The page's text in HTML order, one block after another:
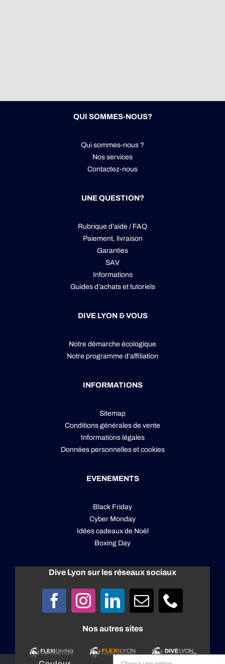
QUI SOMMES-NOUS?
Qui sommes-nous ?
Nos services
Contactez-nous
UNE QUESTION?
Rubrique d’aide / FAQ
Paiement, livraison
Garanties
SAV
Informations
Guides d’achats et tutoriels
DIVE LYON & VOUS
Notre démarche écologique
Notre programme d’affiliation
INFORMATIONS
Sitemap
Conditions générales de vente
Informations légales
Données personnelleset cookies
EVENEMENTS
Black Friday
Cyber Monday
Idées cadeaux de Noël
Boxing Day
Dive Lyon sur les réseaux sociaux
Nos autres sites